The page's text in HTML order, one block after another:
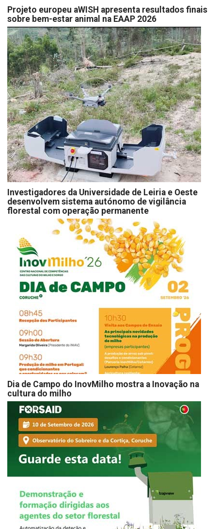
Projeto europeu aWISH apresenta resultados finais
sobre bem-estar animal na EAAP 2026
Investigadores da Universidade de Leiria e Oeste
desenvolvem sistema autónomo de vigilância
florestal com operação permanente
Dia de Campo do InovMilho mostra a Inovação na
cultura do milho